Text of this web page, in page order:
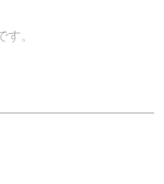
。